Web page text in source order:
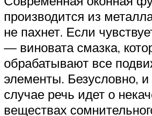
производится из
не пахнет. Если
— виновата смазка,
обрабатывают все
элементы. Безусловно, и
случае речь идет о
веществах